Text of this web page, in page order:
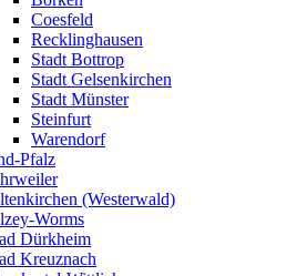
Coesfeld
Recklinghausen
Stadt Bottrop
Stadt Gelsenkirchen
Stadt Münster
Steinfurt
Warendorf
Pfalz
(Westerwald)
Worms
Dürkheim
Kreuznach